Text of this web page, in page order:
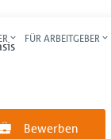
FÜR ARBEITGEBER
Bewerben